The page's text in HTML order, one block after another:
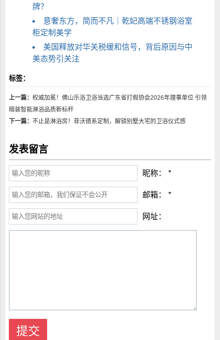
牌？
意奢东方，简而不凡｜乾妃高端不锈钢浴室
柜定制美学
美国释放对华关税缓和信号，背后原因与中
美态势引关注
标签：
上一篇： 权威加冕！佛山乐浴卫浴当选广东省打假协会2026年理事单位 引领
暗装智能淋浴品质新标杆
下一篇： 不止是淋浴房！菲沃德系定制，解锁别墅大宅的卫浴仪式感
发表留言
昵称： *
邮箱： *
网址：